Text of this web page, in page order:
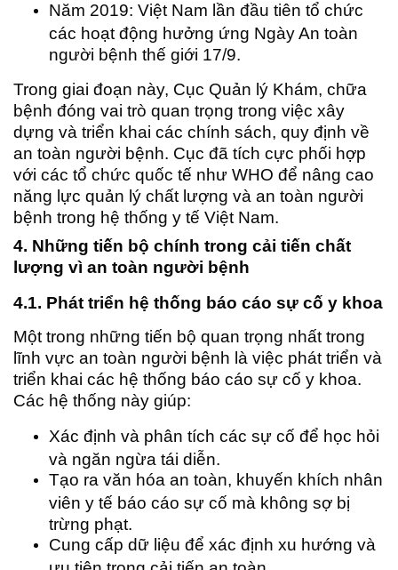
Năm 2019: Việt Nam lần đầu tiên tổ chức
các hoạt động hưởng ứng Ngày An toàn
người bệnh thế giới 17/9.
Trong giai đoạn này, Cục Quản lý Khám, chữa
bệnh đóng vai trò quan trọng trong việc xây
dựng và triển khai các chính sách, quy định về
an toàn người bệnh. Cục đã tích cực phối hợp
với các tổ chức quốc tế như WHO để nâng cao
năng lực quản lý chất lượng và an toàn người
bệnh trong hệ thống y tế Việt Nam.
4. Những tiến bộ chính trong cải tiến chất
lượng vì an toàn người bệnh
4.1. Phát triển hệ thống báo cáo sự cố y khoa
Một trong những tiến bộ quan trọng nhất trong
lĩnh vực an toàn người bệnh là việc phát triển và
triển khai các hệ thống báo cáo sự cố y khoa.
Các hệ thống này giúp:
Xác định và phân tích các sự cố để học hỏi
và ngăn ngừa tái diễn.
Tạo ra văn hóa an toàn, khuyến khích nhân
viên y tế báo cáo sự cố mà không sợ bị
trừng phạt.
Cung cấp dữ liệu để xác định xu hướng và